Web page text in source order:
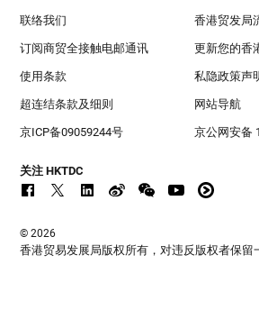
联络我们 香港贸发局
订阅商贸全接触电邮通讯 更新您的香
使用条款 私隐政策声
超连结条款及细则 网站导航
京ICP备09059244号 京公网安备
关注 HKTDC
© 2026
香港贸易发展局版权所有，对违反版权者保留